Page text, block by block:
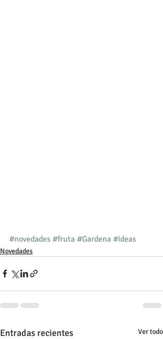
#novedades #fruta #Gardena #ideas
Novedades
Entradas recientes Ver todo